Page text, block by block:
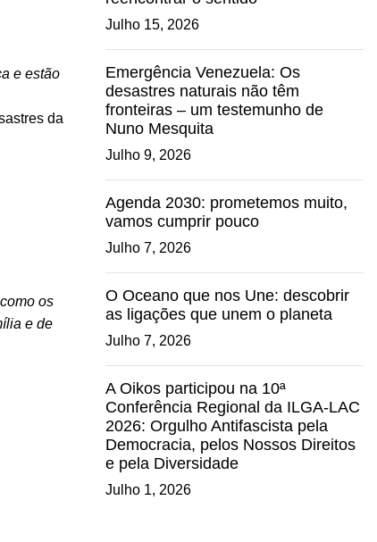
e estão
da
os
e de
Julho 15, 2026
Emergência Venezuela: Os
desastres naturais não têm
fronteiras – um testemunho de
Nuno Mesquita
Julho 9, 2026
Agenda 2030: prometemos muito,
vamos cumprir pouco
Julho 7, 2026
O Oceano que nos Une: descobrir
as ligações que unem o planeta
Julho 7, 2026
A Oikos participou na 10ª
Conferência Regional da ILGA-LAC
2026: Orgulho Antifascista pela
Democracia, pelos Nossos Direitos
e pela Diversidade
Julho 1, 2026